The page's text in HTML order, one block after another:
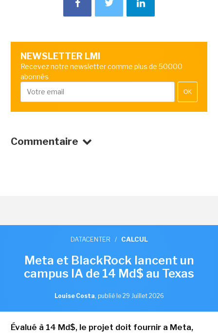
NEWSLETTER LMI
Recevez notre newsletter comme plus de 50000
abonnés
OK
Commentaire
DATACENTER / CALCUL
Meta et BlackRock lancent un
campus IA de 14 Md$ au Texas
Louise Costa, publié le 29 Juillet 2026
Évalué à 14 Md$, le projet doit fournir a Meta,